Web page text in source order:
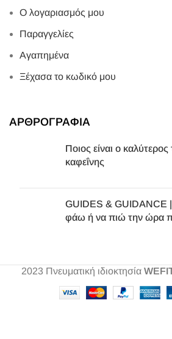
Ο λογαριασμός μου
Παραγγελίες
Αγαπημένα
Ξέχασα το κωδικό μου
ΑΡΘΡΟΓΡΑΦΙΑ
Ποιος είναι ο
καφεΐνης
GUIDES & GUIDANCE |
φάω ή να πιώ την ώρα
2023 Πνευματική ιδιοκτησία